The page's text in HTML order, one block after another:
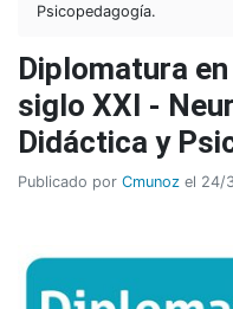
Psicopedagogía.
Diplomatura
siglo XXI -
Didáctica y
Publicado por Cmunoz el 24/